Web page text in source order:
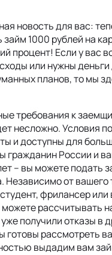
новость для вас:
1000 рублей на
процент! Если у вас
или нужны деньги
планов, то мы
требования к
несложно. Условия
и доступны для
гражданин России и
– вы можете подать
Независимо от вашего
фрилансер
рассчитывать
получили отказы в
готовы рассмотреть
выдадим вам